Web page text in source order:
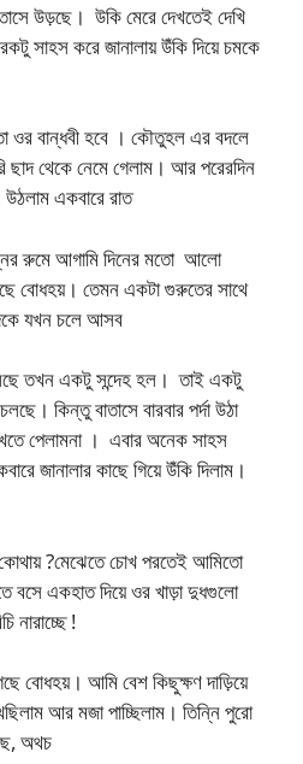
উড়ছে। উকি মেরে দেখতেই দেখি
সাহস করে জানালায় উঁকি দিয়ে চমকে
ওর বান্ধবী হবে । কৌতুহল এর বদলে
ছাদ থেকে নেমে গেলাম। আর পরেরদিন
উঠলাম একবারে রাত
রুমে আগামি দিনের মতো আলো
বোধহয়। তেমন একটা গুরুতের সাথে
যখন চলে আসব
তখন একটু সন্দেহ হল। তাই একটু
কিন্তু বাতাসে বারবার পর্দা উঠা
পেলামনা । এবার অনেক সাহস
জানালার কাছে গিয়ে উঁকি দিলাম।
?মেঝেতে চোখ পরতেই আমিতো
বসে একহাত দিয়ে ওর খাড়া দুধগুলো
নারাচ্ছে !
বোধহয়। আমি বেশ কিছুক্ষণ দাড়িয়ে
আর মজা পাচ্ছিলাম। তিন্নি পুরো
অথচ